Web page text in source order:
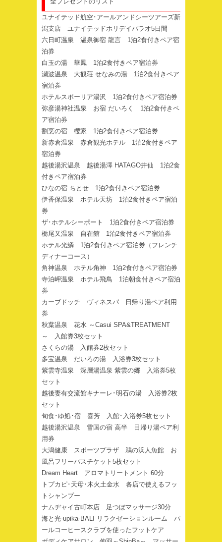
ユナイテッド航空･アールアンドシーツアーズ新
潟支店 ユナイテッドホリデイパラオ5日間
六日町温泉 温泉御宿 龍言 1泊2食付きペア宿
泊券
白玉の湯 華鳳 1泊2食付きペア宿泊券
瀬波温泉 大観荘 せなみの湯 1泊2食付きペア
宿泊券
ホテルスポーリア湯沢 1泊2食付きペア宿泊券
弥彦湯神社温泉 お宿 だいろく 1泊2食付きペ
ア宿泊券
割烹の宿 櫻家 1泊2食付きペア宿泊券
新赤倉温泉 赤倉観光ホテル 1泊2食付きペア
宿泊券
越後湯沢温泉 越後湯澤 HATAGO井仙 1泊2食
付きペア宿泊券
ひなの宿 ちとせ 1泊2食付きペア宿泊券
伊香保温泉 ホテル天坊 1泊2食付きペア宿泊
券
ザ･ホテルシーポート 1泊2食付きペア宿泊券
栃尾又温泉 自在館 1泊2食付きペア宿泊券
ホテル光鱗 1泊2食付きペア宿泊券（フレンチ
ディナーコース）
角神温泉 ホテル角神 1泊2食付きペア宿泊券
寺泊岬温泉 ホテル飛鳥 1泊朝食付きペア宿泊
券
カーブドッチ ヴィネスパ 日帰り湯ペア利用
券
秋葉温泉 花水 ～Casui SPA&TREATMENT
～ 入館券3枚セット
さくらの湯 入館券2枚セット
多宝温泉 だいろの湯 入浴券3枚セット
紫雲寺温泉 深層湯温泉 紫雲の郷 入浴券5枚
セット
越後妻有交流館キナーレ･明石の湯 入浴券2枚
セット
旬食･ゆ処･宿 喜芳 入館･入浴券5枚セット
越後湯沢温泉 雪国の宿 高半 日帰り湯ペア利
用券
大潟健康 スポーツプラザ 鵜の浜人魚館 お
風呂フリーパスチケット5枚セット
Dream Heart アロマトリートメント 60分
トプカピ･天母･木火土金水 各店で使えるフッ
トシャンプー
ナムヂャイ古町本店 足つぼマッサージ30分
海と光-upika-BALI リラクゼーションルーム パ
ールコーヒースクラブを使ったフットケア